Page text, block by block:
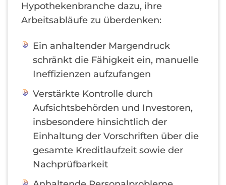
Hypothekenbranche dazu, ihre
Arbeitsabläufe zu überdenken:
Ein anhaltender Margendruck
schränkt die Fähigkeit ein, manuelle
Ineffizienzen aufzufangen
Verstärkte Kontrolle durch
Aufsichtsbehörden und Investoren,
insbesondere hinsichtlich der
Einhaltung der Vorschriften über die
gesamte Kreditlaufzeit sowie der
Nachprüfbarkeit